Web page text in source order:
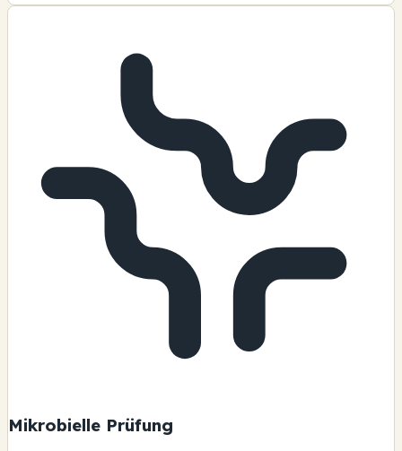
Mikrobielle Prüfung